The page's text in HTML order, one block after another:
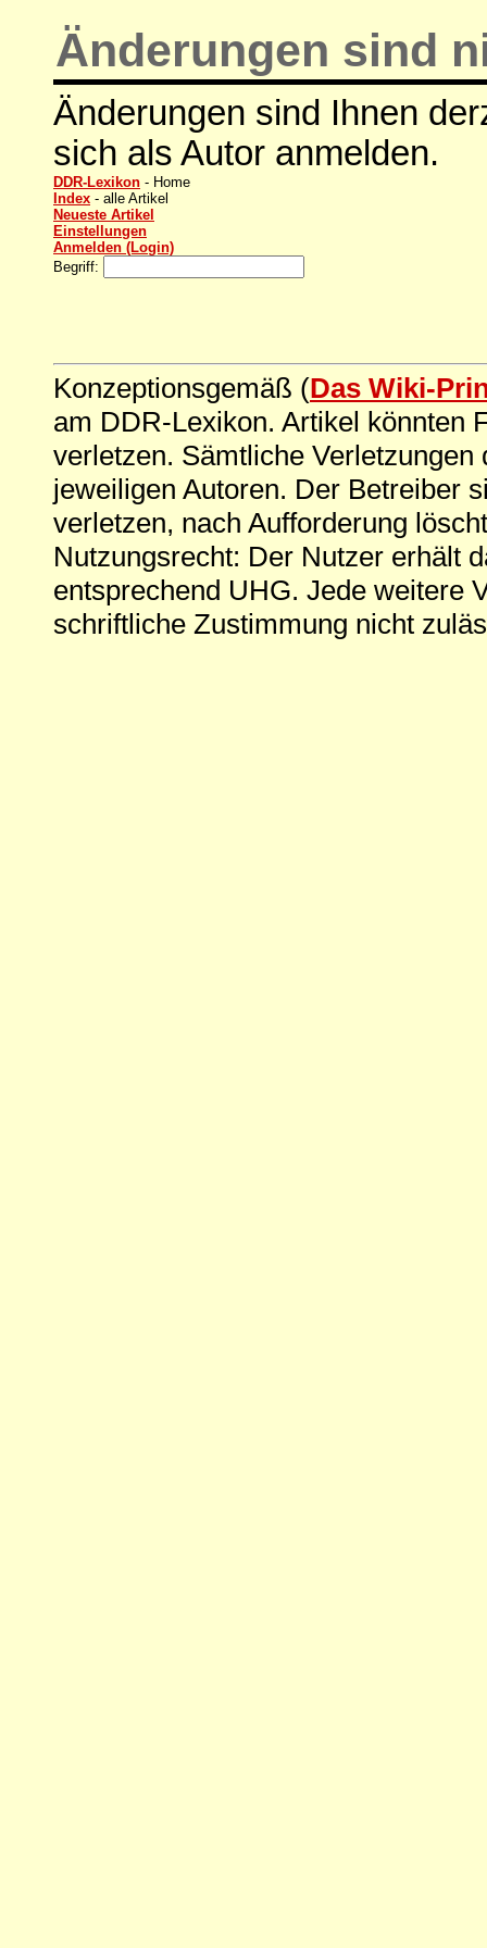
Änderungen sind
Änderungen sind Ihnen
sich als Autor anmelden.
DDR-Lexikon - Home
Index - alle Artikel
Neueste Artikel
Einstellungen
Anmelden (Login)
Begriff:
Konzeptionsgemäß (Das Wiki-
am DDR-Lexikon. Artikel könnten
verletzen. Sämtliche
jeweiligen Autoren. Der Betreiber
verletzen, nach Aufforderung
Nutzungsrecht: Der Nutzer erhält
entsprechend UHG. Jede weitere
schriftliche Zustimmung nicht